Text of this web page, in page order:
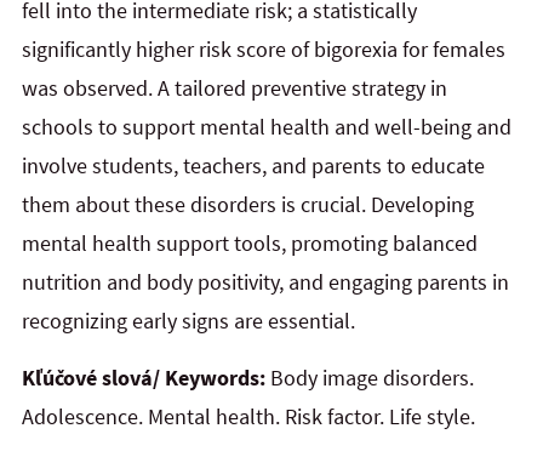
fell into the intermediate risk; a statistically
significantly higher risk score of bigorexia for females
was observed. A tailored preventive strategy in
schools to support mental health and well-being and
involve students, teachers, and parents to educate
them about these disorders is crucial. Developing
mental health support tools, promoting balanced
nutrition and body positivity, and engaging parents in
recognizing early signs are essential.
Kľúčové slová/ Keywords: Body image disorders.
Adolescence. Mental health. Risk factor. Life style.